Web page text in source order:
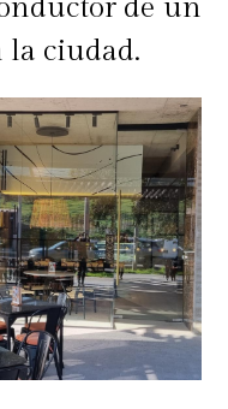
de un
la ciudad.